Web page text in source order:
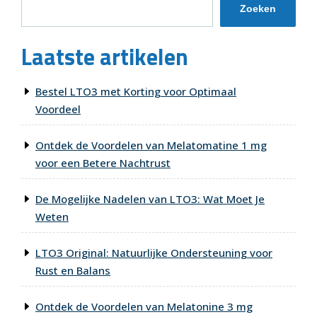
Zoeken
Laatste artikelen
Bestel LTO3 met Korting voor Optimaal
Voordeel
Ontdek de Voordelen van Melatomatine 1 mg
voor een Betere Nachtrust
De Mogelijke Nadelen van LTO3: Wat Moet Je
Weten
LTO3 Original: Natuurlijke Ondersteuning voor
Rust en Balans
Ontdek de Voordelen van Melatonine 3 mg